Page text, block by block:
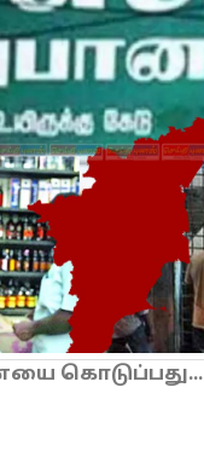
கொடுப்பது...